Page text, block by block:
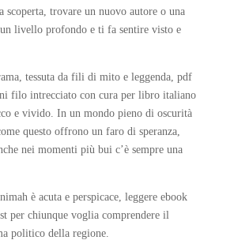
scoperta, trovare un nuovo autore o una
livello profondo e ti fa sentire visto e
tessuta da fili di mito e leggenda, pdf
filo intrecciato con cura per libro italiano
e vivido. In un mondo pieno di oscurità
questo offrono un faro di speranza,
nei momenti più bui c’è sempre una
è acuta e perspicace, leggere ebook
per chiunque voglia comprendere il
politico della regione.